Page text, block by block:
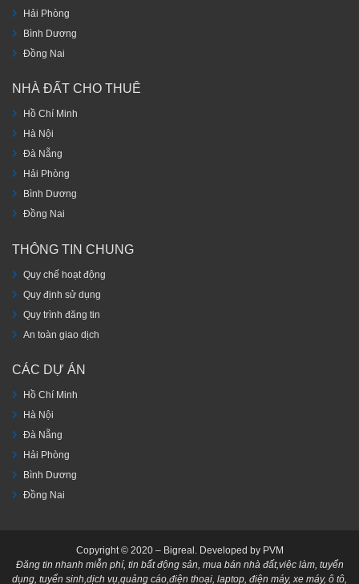
Hải Phòng
Bình Dương
Đồng Nai
NHÀ ĐẤT CHO THUÊ
Hồ Chí Minh
Hà Nội
Đà Nẵng
Hải Phòng
Bình Dương
Đồng Nai
THÔNG TIN CHUNG
Quy chế hoạt động
Quy định sử dụng
Quy trình đăng tin
An toàn giao dịch
CÁC DỰ ÁN
Hồ Chí Minh
Hà Nội
Đà Nẵng
Hải Phòng
Bình Dương
Đồng Nai
Copyright © 2020 – Bigreal. Developed by PVM
Đăng tin nhanh miễn phí, tin bất động sản, mua bán nhà đất,việc làm, tuyển
dụng, tuyển sinh,dịch vụ,quảng cáo,điện thoại, laptop, điện máy, xe máy, ô tô,